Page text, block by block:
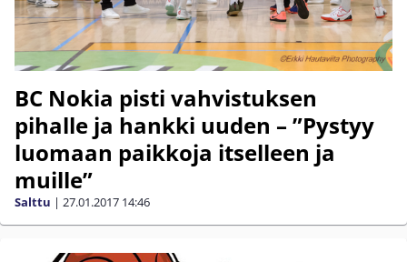
BC Nokia pisti vahvistuksen
pihalle ja hankki uuden – ”Pystyy
luomaan paikkoja itselleen ja
muille”
Salttu | 27.01.2017 14:46